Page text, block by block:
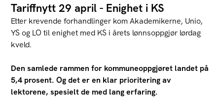
Tariffnytt 29 april - Enighet i KS
Etter krevende forhandlinger kom Akademikerne, Unio,
YS og LO til enighet med KS i årets lønnsoppgjør lørdag
kveld.
Den samlede rammen for kommuneoppgjøret landet på
5,4 prosent. Og det er en klar prioritering av
lektorene, spesielt de med lang erfaring.